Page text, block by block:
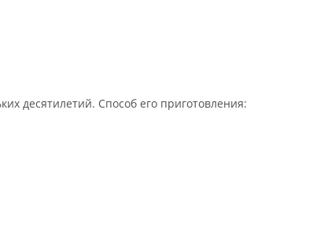
десятилетий. Способ его приготовления: